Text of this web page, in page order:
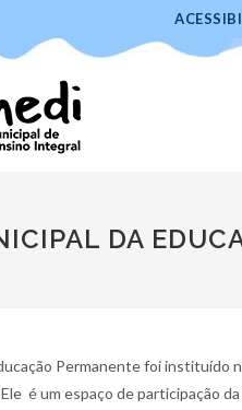
DA
Permanente foi instituído
é um espaço de participação